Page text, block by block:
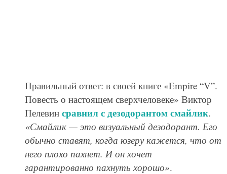
Правильный ответ: в своей книге «Empire “V”.
Повесть о настоящем сверхчеловеке» Виктор
Пелевин сравнил с дезодорантом смайлик.
«Смайлик — это визуальный дезодорант. Его
обычно ставят, когда юзеру кажется, что от
него плохо пахнет. И он хочет
гарантированно пахнуть хорошо».